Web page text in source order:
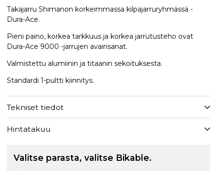
Takajarru Shimanon korkeimmassa kilpajarruryhmässä -
Dura-Ace.
Pieni paino, korkea tarkkuus ja korkea jarrutusteho ovat
Dura-Ace 9000 -jarrujen avainsanat.
Valmistettu alumiinin ja titaanin sekoituksesta.
Standardi 1-pultti kiinnitys.
Tekniset tiedot
Hintatakuu
Valitse parasta, valitse Bikable.